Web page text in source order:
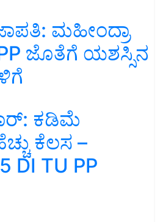
ಮಹೀಂದ್ರಾ
ಜೊತೆಗೆ ಯಶಸ್ಸಿನ
ಕಡಿಮೆ
ಕೆಲಸ –
DI TU PP